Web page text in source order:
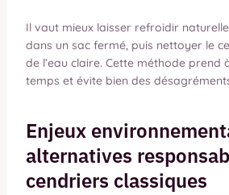
Il vaut mieux laisser refroidir
dans un sac fermé, puis nettoyer le
de l’eau claire. Cette méthode prend
temps et évite bien des
Enjeux
alternatives
cendriers classiques